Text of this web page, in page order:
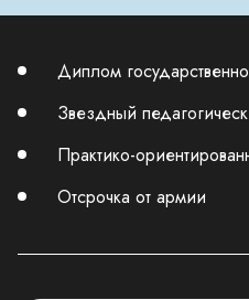
Диплом
Звездный
Практико-
Отсрочка от армии